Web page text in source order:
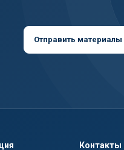
Отправить материалы
Контакты